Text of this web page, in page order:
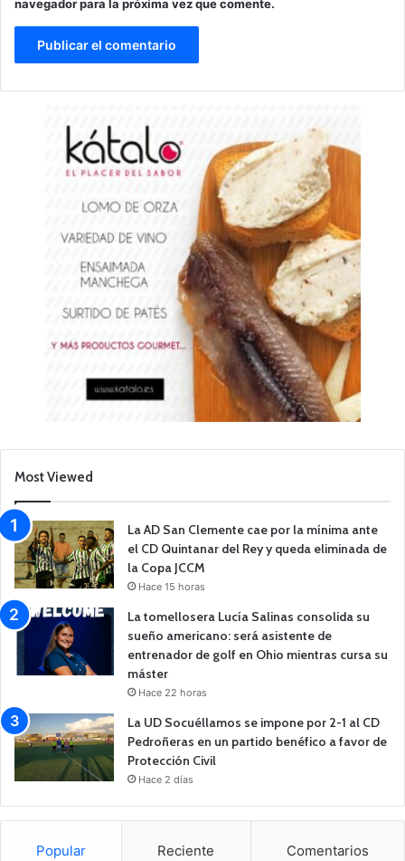
navegador para la próxima vez que comente.
Most Viewed
La AD San Clemente cae por la mínima ante
el CD Quintanar del Rey y queda eliminada de
la Copa JCCM
Hace 15 horas
La tomellosera Lucía Salinas consolida su
sueño americano: será asistente de
entrenador de golf en Ohio mientras cursa su
máster
Hace 22 horas
La UD Socuéllamos se impone por 2-1 al CD
Pedroñeras en un partido benéfico a favor de
Protección Civil
Hace 2 días
Popular Reciente Comentarios